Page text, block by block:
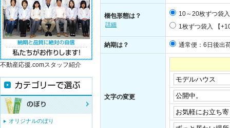
梱包形態は？
詳細
10～20枚ずつ袋
1枚ずつ袋入 【
納期は？ 通常便：6日後出
文字の変更
不動産応援.comスタッフ紹介
オリジナルのぼり